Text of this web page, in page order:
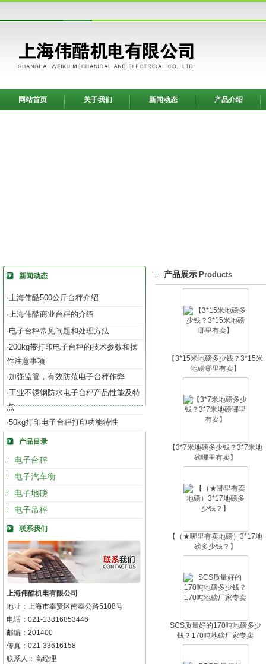
网站首页 关于我们 新闻动态 产品介绍
新闻动态
·上海伟酷500公斤台秤介绍
·上海伟酷商业台秤的介绍
·电子台秤常见问题和处理方法
·200kg带打印电子台秤的技术参数和操
作注意事项
·加强监管，有效防范电子台秤作弊
·工业不锈钢防水电子台秤产品性能及特
点
·50kg打印电子台秤打印功能特性
产品目录
电子台秤
电子汽车衡
电子地磅
电子吊秤
联系我们
上海伟酷机电有限公司
地址：上海市奉贤区南奉公路5108号
电话：021-13816853446
邮编：201400
传真：021-33616158
联系人：高经理
产品展示 Products
【3*15米地磅多少钱？3*15米
地磅哪里有卖】
【3*7米地磅多少钱？3*7米地
磅哪里有卖】
【（★哪里有卖地磅）3*17地
磅多少钱？】
SCS质量好的170吨地磅多少
钱？170吨地磅厂家专卖